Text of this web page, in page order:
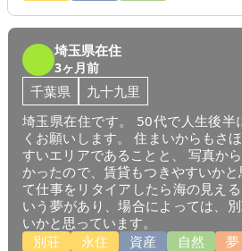
埼玉県在住
3ヶ月前
千葉県
九十九里
埼玉県在住です。 50代で人生後半
くお願いします。 住まいからもさ
すいエリアであることと、 写真か
かったので、賃貸もつきやすいか
て仕事をリタイアしたら海の見え
いう夢があり、場合によっては、
いかと思っています。
別荘
永住 資産 自然 夢